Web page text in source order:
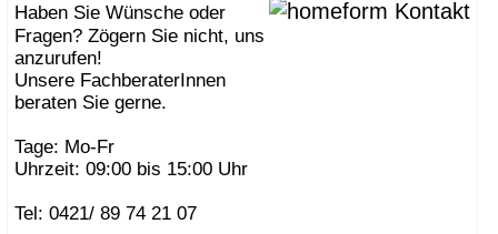
Haben Sie Wünsche oder
Fragen? Zögern Sie nicht, uns
anzurufen!
Unsere FachberaterInnen
beraten Sie gerne.
Tage: Mo-Fr
Uhrzeit: 09:00 bis 15:00 Uhr
Tel: 0421/ 89 74 21 07